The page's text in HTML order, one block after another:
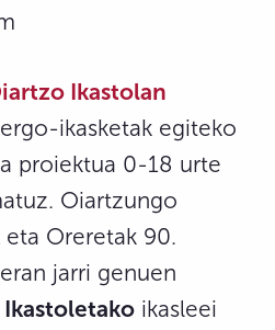
Ikastolan
ikasketak egiteko
proiektua 0-18 urte
Oiartzungo
eta Oreretak 90.
jarri genuen
Ikastoletako ikasleei